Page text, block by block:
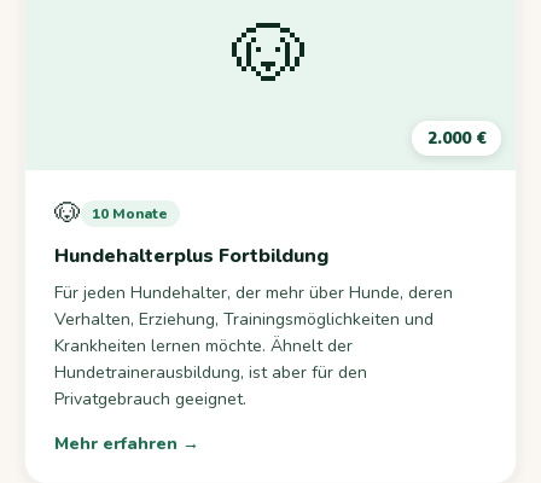
🐶
2.000 €
🐶 10 Monate
Hundehalterplus Fortbildung
Für jeden Hundehalter, der mehr über Hunde, deren
Verhalten, Erziehung, Trainingsmöglichkeiten und
Krankheiten lernen möchte. Ähnelt der
Hundetrainerausbildung, ist aber für den
Privatgebrauch geeignet.
Mehr erfahren →